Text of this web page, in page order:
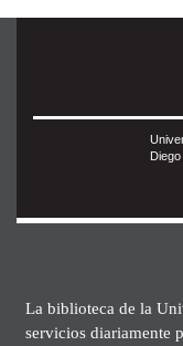
La biblioteca de la
servicios diariamente